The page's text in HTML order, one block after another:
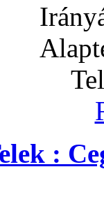
: